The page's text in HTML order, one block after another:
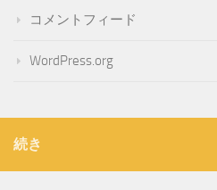
コメントフィード
WordPress.org
続き